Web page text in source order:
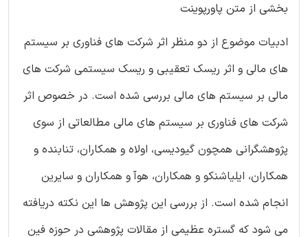
بخشی از متن پاورپوینت
ادبیات موضوع از دو منظر اثر شرکت های فناوری بر سیستم
های مالی و اثر ریسک تعقیبی و ریسک سیستمی شرکت های
مالی بر سیستم های مالی بررسی شده است. در خصوص اثر
شرکت های فناوری بر سیستم های مالی مطالعاتی از سوی
پژوهشگرانی همچون گیودیسی، اولاه و همکاران، تنابنده و
همکاران، ایلیاشنکو و همکاران، هوآ و همکاران و سایرین
انجام شده است. از بررسی این پژوهش ها این نکته دریافته
می شود که گستره عظیمی از مقالات پژوهشی در حوزه فین